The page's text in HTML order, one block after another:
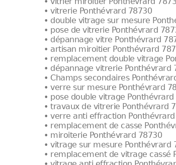
• vitrerie Ponthévrard 78730
• double vitrage sur mesure
• pose de vitrerie Ponthévrard
• dépannage vitre Ponthévrard
• artisan miroitier Ponthévrard
• remplacement double vitrage
• dépannage vitrerie Ponthévrard
• Champs secondaires
• verre sur mesure Ponthévrard
• pose double vitrage Ponthévrard
• travaux de vitrerie Ponthévrard
• verre anti effraction
• remplacement de casse
• miroiterie Ponthévrard 78730
• vitrage sur mesure Ponthévrard
• remplacement de vitrage cassé